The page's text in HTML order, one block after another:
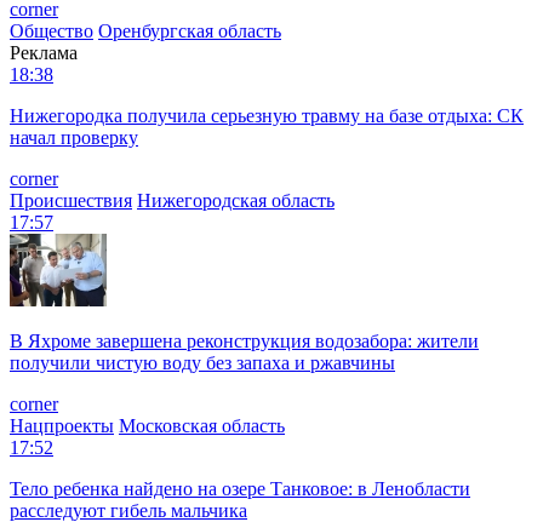
corner
Общество Оренбургская область
Реклама
18:38
Нижегородка получила серьезную травму на базе отдыха: СК
начал проверку
corner
Происшествия Нижегородская область
17:57
В Яхроме завершена реконструкция водозабора: жители
получили чистую воду без запаха и ржавчины
corner
Нацпроекты Московская область
17:52
Тело ребенка найдено на озере Танковое: в Ленобласти
расследуют гибель мальчика